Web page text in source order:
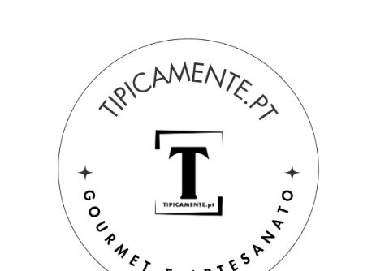
Recette de riz aux saucisses
Ingrédients
2 tasses de riz
4 saucisses tranchées supplémentaires
½ saucisse de fermier, tranchée
150 g de poitrine de porc rôtie au four à bois, coupée